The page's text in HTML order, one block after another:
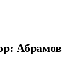
Абрамов